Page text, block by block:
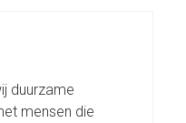
duurzame
mensen die